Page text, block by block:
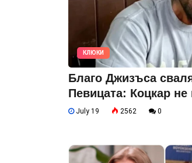
КЛЮКИ
Благо Джизъса
Певицата: Коцкар не
July 19 2562 0